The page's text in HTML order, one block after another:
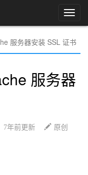
服务器安装 SSL 证书
服务器
7年前更新
原创